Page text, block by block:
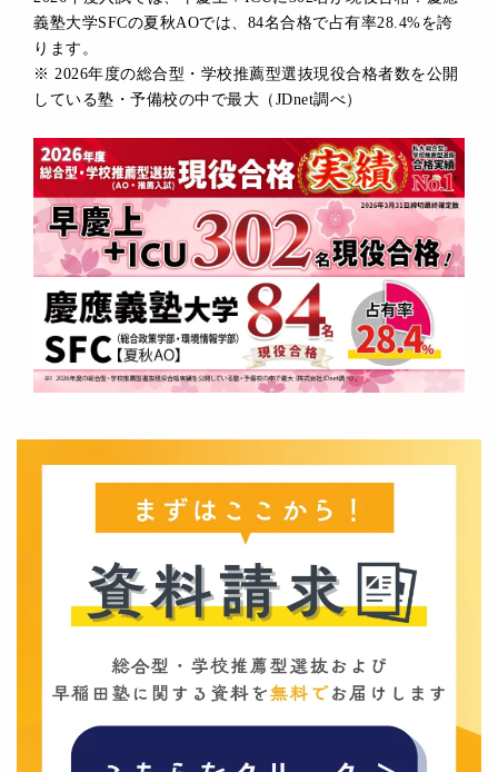
義塾大学SFCの夏秋AOでは、84名合格で占有率28.4%を誇
ります。
※ 2026年度の総合型・学校推薦型選抜現役合格者数を公開
している塾・予備校の中で最大（JDnet調べ）